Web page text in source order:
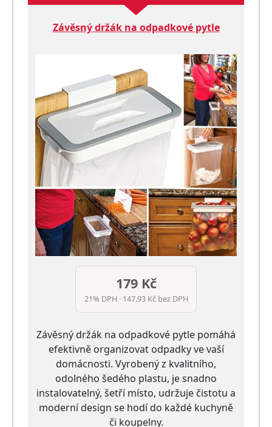
Závěsný držák na odpadkové pytle
179 Kč
21% DPH · 147.93 Kč bez DPH
Závěsný držák na odpadkové pytle pomáhá
efektivně organizovat odpadky ve vaší
domácnosti. Vyrobený z kvalitního,
odolného šedého plastu, je snadno
instalovatelný, šetří místo, udržuje čistotu a
moderní design se hodí do každé kuchyně
či koupelny.